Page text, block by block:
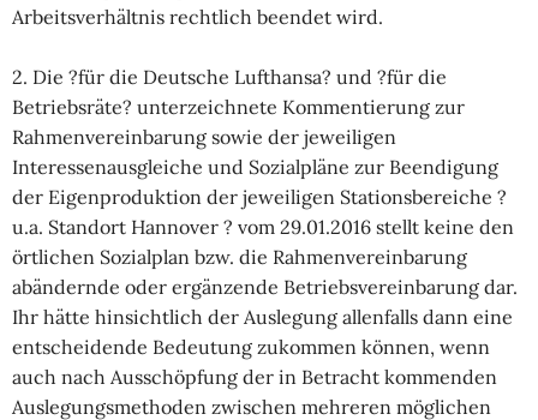
Arbeitsverhältnis rechtlich beendet wird.
2. Die ?für die Deutsche Lufthansa? und ?für die
Betriebsräte? unterzeichnete Kommentierung zur
Rahmenvereinbarung sowie der jeweiligen
Interessenausgleiche und Sozialpläne zur Beendigung
der Eigenproduktion der jeweiligen Stationsbereiche ?
u.a. Standort Hannover ? vom 29.01.2016 stellt keine den
örtlichen Sozialplan bzw. die Rahmenvereinbarung
abändernde oder ergänzende Betriebsvereinbarung dar.
Ihr hätte hinsichtlich der Auslegung allenfalls dann eine
entscheidende Bedeutung zukommen können, wenn
auch nach Ausschöpfung der in Betracht kommenden
Auslegungsmethoden zwischen mehreren möglichen